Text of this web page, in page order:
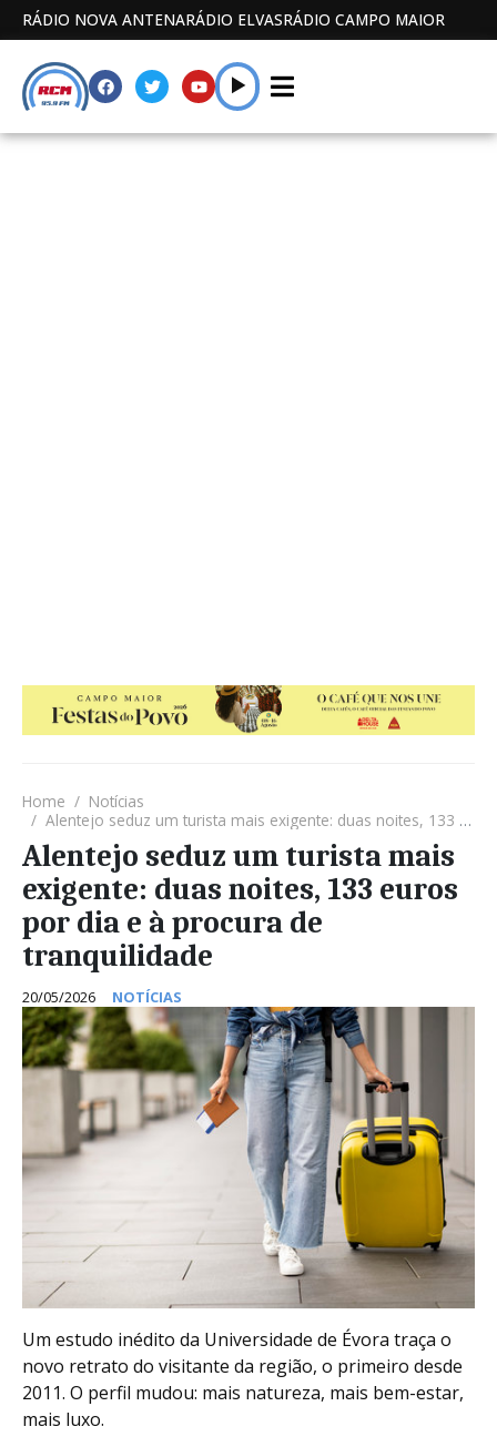
RÁDIO NOVA ANTENARÁDIO ELVASRÁDIO CAMPO MAIOR
Home
Notícias
Alentejo seduz um turista mais exigente: duas noites, 133 euros por dia e à procura de tranquilidade
Alentejo seduz um turista mais
exigente: duas noites, 133 euros
por dia e à procura de
tranquilidade
20/05/2026 NOTÍCIAS
Um estudo inédito da Universidade de Évora traça o
novo retrato do visitante da região, o primeiro desde
2011. O perfil mudou: mais natureza, mais bem-estar,
mais luxo.